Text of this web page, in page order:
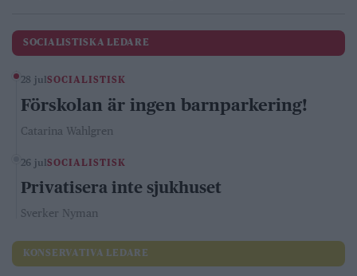
SOCIALISTISKA LEDARE
28 julSOCIALISTISK
Förskolan är ingen barnparkering!
Catarina Wahlgren
26 julSOCIALISTISK
Privatisera inte sjukhuset
Sverker Nyman
KONSERVATIVA LEDARE